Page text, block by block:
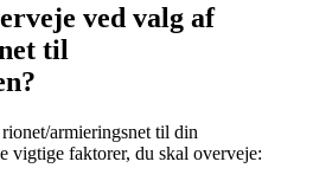
ved valg af
til
armieringsnet til din
vigtige faktorer, du skal overveje: